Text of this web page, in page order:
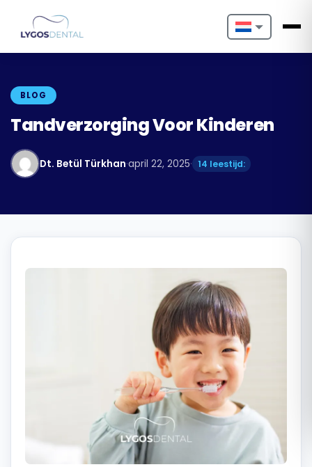
Nederlands
Français
Español
Български
Română
Русский
BLOG
Tandverzorging Voor Kinderen
Dt. Betül Türkhan·april 22, 2025· 14 leestijd: